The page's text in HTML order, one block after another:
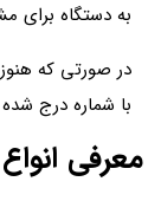
به دستگاه برای
در صورتی که
با شماره درج
معرفی